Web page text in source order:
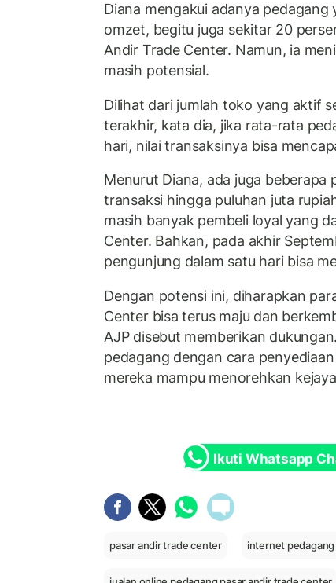
Diana mengakui adanya
omzet, begitu juga sekitar 20
Andir Trade Center. Namun, ia
masih potensial.
Dilihat dari jumlah toko yang aktif
terakhir, kata dia, jika rata-rata
hari, nilai transaksinya bisa
Menurut Diana, ada juga beberapa
transaksi hingga puluhan juta
masih banyak pembeli loyal yang
Center. Bahkan, pada akhir
pengunjung dalam satu hari bisa
Dengan potensi ini, diharapkan
Center bisa terus maju dan
AJP disebut memberikan
pedagang dengan cara
mereka mampu menorehkan
Ikuti Whatsapp
pasar andir trade center internet